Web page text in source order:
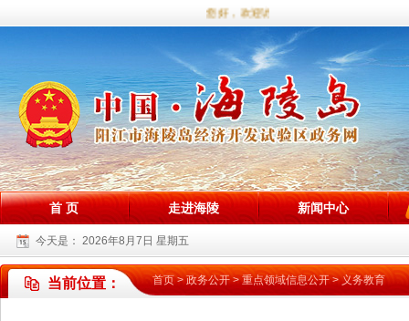
您好，欢迎访问海陵试验区政务网站！
首 页 走进海陵 新闻中心
今天是： 2026年8月7日 星期五
当前位置： 首页>政务公开>重点领域信息公开>义务教育